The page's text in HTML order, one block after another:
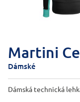
Martini
Dámské
Dámská technická